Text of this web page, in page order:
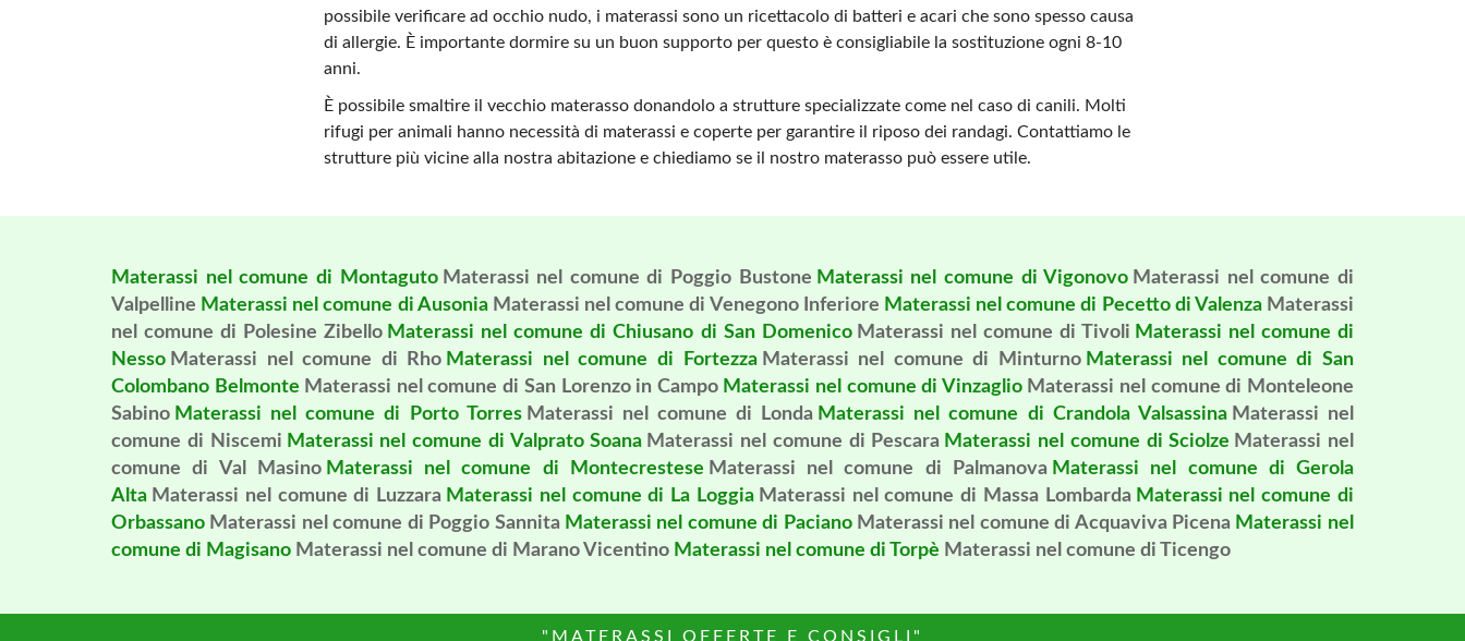
possibile verificare ad occhio nudo, i materassi sono un ricettacolo di batteri e acari che sono spesso causa
di allergie. È importante dormire su un buon supporto per questo è consigliabile la sostituzione ogni 8-10
anni.
È possibile smaltire il vecchio materasso donandolo a strutture specializzate come nel caso di canili. Molti
rifugi per animali hanno necessità di materassi e coperte per garantire il riposo dei randagi. Contattiamo le
strutture più vicine alla nostra abitazione e chiediamo se il nostro materasso può essere utile.
Materassi nel comune di Montaguto Materassi nel comune di Poggio Bustone Materassi nel comune di Vigonovo Materassi nel comune di
Valpelline Materassi nel comune di Ausonia Materassi nel comune di Venegono Inferiore Materassi nel comune di Pecetto di Valenza Materassi
nel comune di Polesine Zibello Materassi nel comune di Chiusano di San Domenico Materassi nel comune di Tivoli Materassi nel comune di
Nesso Materassi nel comune di Rho Materassi nel comune di Fortezza Materassi nel comune di Minturno Materassi nel comune di San
Colombano Belmonte Materassi nel comune di San Lorenzo in Campo Materassi nel comune di Vinzaglio Materassi nel comune di Monteleone
Sabino Materassi nel comune di Porto Torres Materassi nel comune di Londa Materassi nel comune di Crandola Valsassina Materassi nel
comune di Niscemi Materassi nel comune di Valprato Soana Materassi nel comune di Pescara Materassi nel comune di Sciolze Materassi nel
comune di Val Masino Materassi nel comune di Montecrestese Materassi nel comune di Palmanova Materassi nel comune di Gerola
Alta Materassi nel comune di Luzzara Materassi nel comune di La Loggia Materassi nel comune di Massa Lombarda Materassi nel comune di
Orbassano Materassi nel comune di Poggio Sannita Materassi nel comune di Paciano Materassi nel comune di Acquaviva Picena Materassi nel
comune di Magisano Materassi nel comune di Marano Vicentino Materassi nel comune di Torpè Materassi nel comune di Ticengo
"MATERASSI OFFERTE E CONSIGLI"